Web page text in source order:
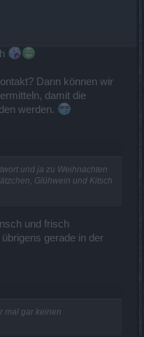
Dann können wir
damit die
werden.
und ja zu Weihnachten
Glühwein und Kitsch
und frisch
gerade in der
mal gar keinen